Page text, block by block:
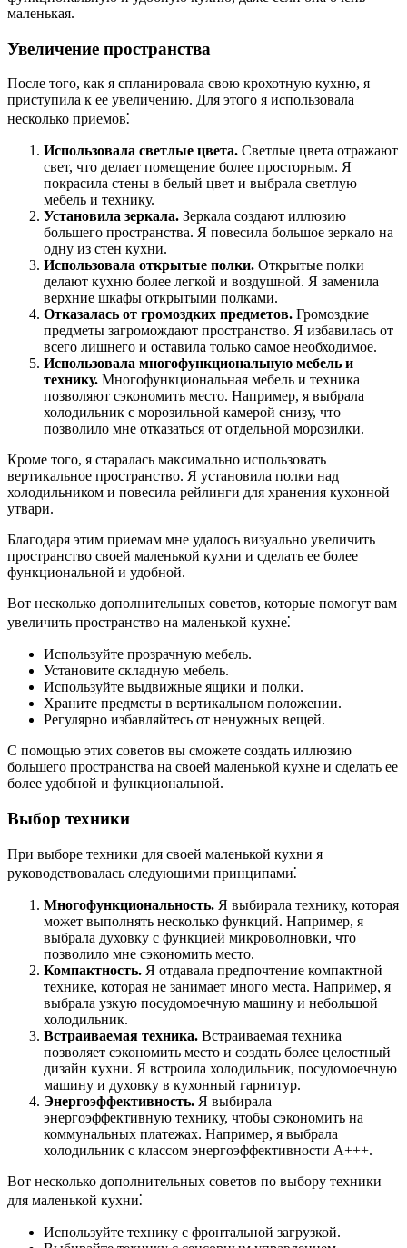
маленькая.
Увеличение пространства
После того, как я спланировала свою крохотную кухню, я
приступила к ее увеличению. Для этого я использовала
несколько приемов⁚
Использовала светлые цвета. Светлые цвета отражают
свет, что делает помещение более просторным. Я
покрасила стены в белый цвет и выбрала светлую
мебель и технику.
Установила зеркала. Зеркала создают иллюзию
большего пространства. Я повесила большое зеркало на
одну из стен кухни.
Использовала открытые полки. Открытые полки
делают кухню более легкой и воздушной. Я заменила
верхние шкафы открытыми полками.
Отказалась от громоздких предметов. Громоздкие
предметы загромождают пространство. Я избавилась от
всего лишнего и оставила только самое необходимое.
Использовала многофункциональную мебель и
технику. Многофункциональная мебель и техника
позволяют сэкономить место. Например, я выбрала
холодильник с морозильной камерой снизу, что
позволило мне отказаться от отдельной морозилки.
Кроме того, я старалась максимально использовать
вертикальное пространство. Я установила полки над
холодильником и повесила рейлинги для хранения кухонной
утвари.
Благодаря этим приемам мне удалось визуально увеличить
пространство своей маленькой кухни и сделать ее более
функциональной и удобной.
Вот несколько дополнительных советов, которые помогут вам
увеличить пространство на маленькой кухне⁚
Используйте прозрачную мебель.
Установите складную мебель.
Используйте выдвижные ящики и полки.
Храните предметы в вертикальном положении.
Регулярно избавляйтесь от ненужных вещей.
С помощью этих советов вы сможете создать иллюзию
большего пространства на своей маленькой кухне и сделать ее
более удобной и функциональной.
Выбор техники
При выборе техники для своей маленькой кухни я
руководствовалась следующими принципами⁚
Многофункциональность. Я выбирала технику, которая
может выполнять несколько функций. Например, я
выбрала духовку с функцией микроволновки, что
позволило мне сэкономить место.
Компактность. Я отдавала предпочтение компактной
технике, которая не занимает много места. Например, я
выбрала узкую посудомоечную машину и небольшой
холодильник.
Встраиваемая техника. Встраиваемая техника
позволяет сэкономить место и создать более целостный
дизайн кухни. Я встроила холодильник, посудомоечную
машину и духовку в кухонный гарнитур.
Энергоэффективность. Я выбирала
энергоэффективную технику, чтобы сэкономить на
коммунальных платежах. Например, я выбрала
холодильник с классом энергоэффективности A+++.
Вот несколько дополнительных советов по выбору техники
для маленькой кухни⁚
Используйте технику с фронтальной загрузкой.